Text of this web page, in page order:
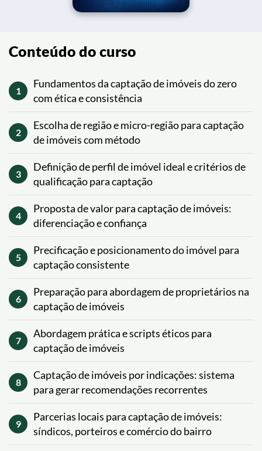
Conteúdo do curso
1
Fundamentos da captação de imóveis do zero
com ética e consistência
2
Escolha de região e micro-região para captação
de imóveis com método
3
Definição de perfil de imóvel ideal e critérios de
qualificação para captação
4
Proposta de valor para captação de imóveis:
diferenciação e confiança
5
Precificação e posicionamento do imóvel para
captação consistente
6
Preparação para abordagem de proprietários na
captação de imóveis
7
Abordagem prática e scripts éticos para
captação de imóveis
8
Captação de imóveis por indicações: sistema
para gerar recomendações recorrentes
9
Parcerias locais para captação de imóveis:
síndicos, porteiros e comércio do bairro